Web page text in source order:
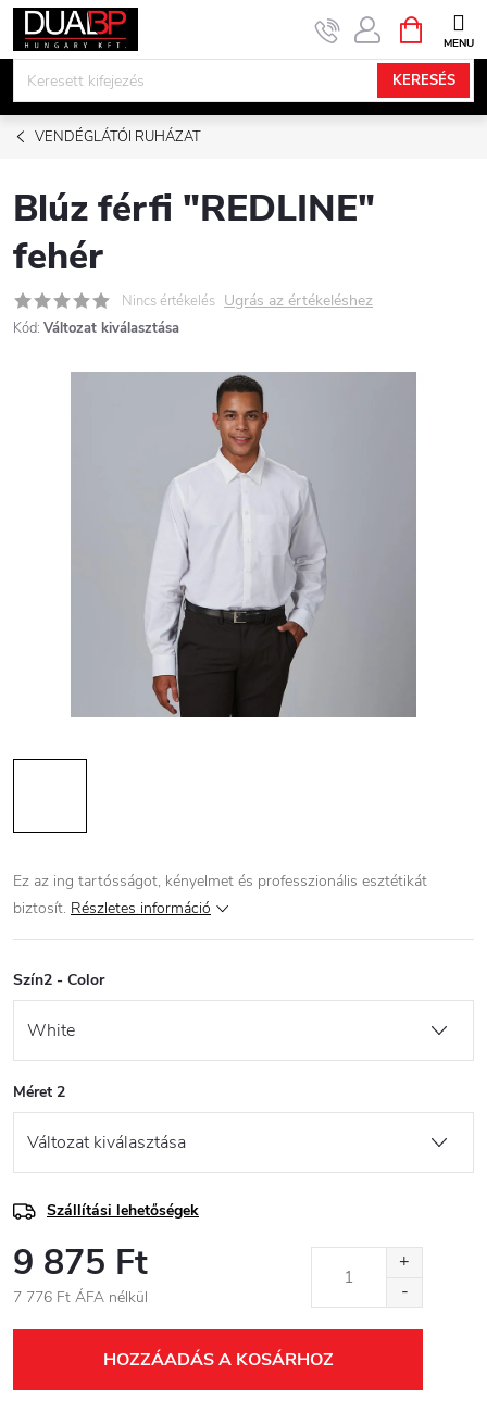
Ugrás
KERESÉS
KOSÁR
VENDÉGLÁTÓI RUHÁZAT
Blúz férfi "REDLINE"
fehér
Nincs értékelés Ugrás az értékeléshez
Kód: Változat kiválasztása
Ez az ing tartósságot, kényelmet és professzionális esztétikát
biztosít. Részletes információ
Szín2 - Color
Méret 2
Szállítási lehetőségek
9 875 Ft
7 776 Ft ÁFA nélkül
HOZZÁADÁS A KOSÁRHOZ